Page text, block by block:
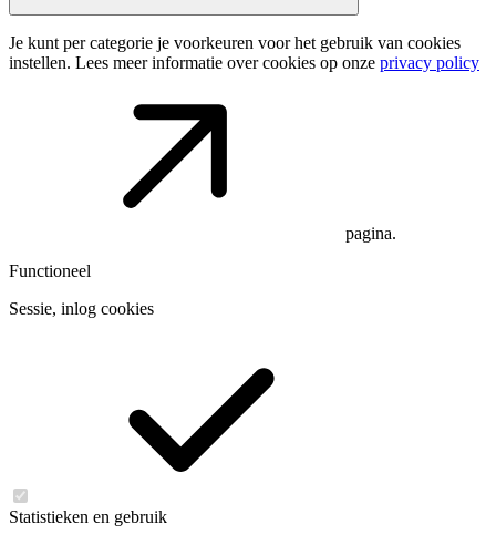
Je kunt per categorie je voorkeuren voor het gebruik van cookies
instellen. Lees meer informatie over cookies op onze privacy policy
pagina.
Functioneel
Sessie, inlog cookies
Statistieken en gebruik